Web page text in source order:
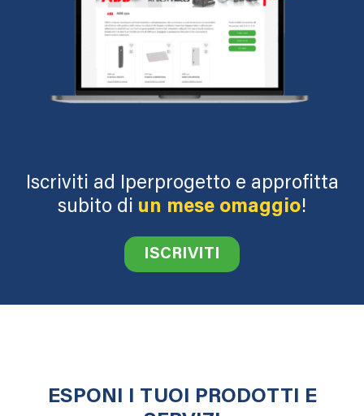
Iscriviti ad Iperprogetto e approfitta
subito di un mese omaggio!
ISCRIVITI
ESPONI I TUOI PRODOTTI E